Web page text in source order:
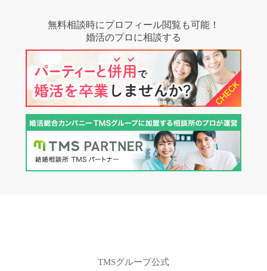
無料相談時にプロフィール閲覧も可能！
婚活のプロに相談する
TMSグループ公式